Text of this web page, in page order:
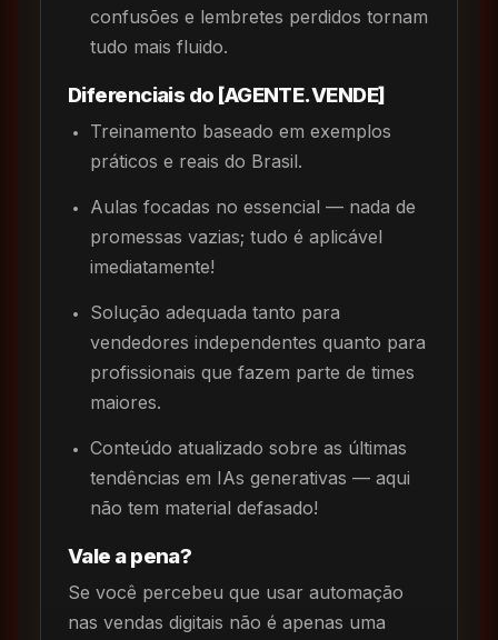
confusões e lembretes perdidos tornam
tudo mais fluido.
Diferenciais do [AGENTE.VENDE]
Treinamento baseado em exemplos
práticos e reais do Brasil.
Aulas focadas no essencial — nada de
promessas vazias; tudo é aplicável
imediatamente!
Solução adequada tanto para
vendedores independentes quanto para
profissionais que fazem parte de times
maiores.
Conteúdo atualizado sobre as últimas
tendências em IAs generativas — aqui
não tem material defasado!
Vale a pena?
Se você percebeu que usar automação
nas vendas digitais não é apenas uma